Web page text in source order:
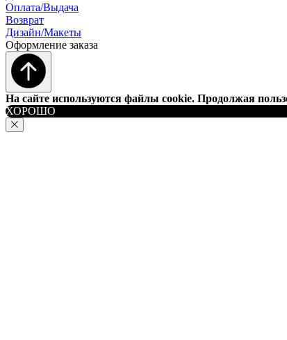
Оплата/Выдача
Возврат
Дизайн/Макеты
Оформление заказа
На сайте используются файлы cookie. Продолжая
ХОРОШО